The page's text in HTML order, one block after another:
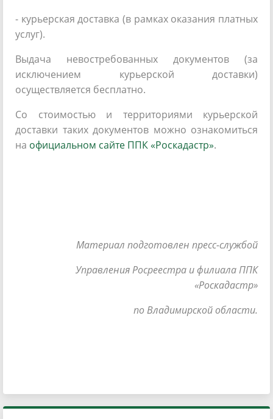
- курьерская доставка (в рамках оказания платных
услуг).
Выдача невостребованных документов (за
исключением курьерской доставки)
осуществляется бесплатно.
Со стоимостью и территориями курьерской
доставки таких документов можно ознакомиться
на официальном сайте ППК «Роскадастр».
Материал подготовлен пресс-службой
Управления Росреестра и филиала ППК
«Роскадастр»
по Владимирской области.